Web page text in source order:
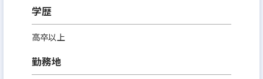
学歴
高卒以上
勤務地